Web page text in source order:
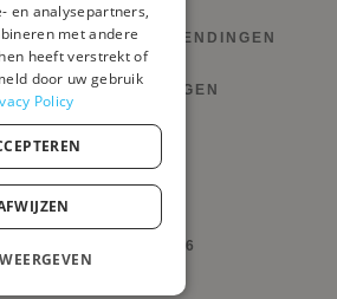
EN RETOURZENDINGEN
EN BEPALINGEN
PRIVACYBELEID
COOKIES BEHEREN
2026
ITALIAN
PORTUGUESE
SPANISH
en analysepartners,
met andere
heeft verstrekt of
door uw gebruik
Policy